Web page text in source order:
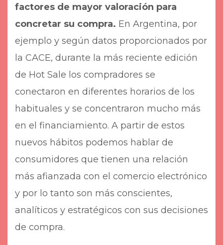
factores de mayor valoración para
concretar su compra. En Argentina, por
ejemplo y según datos proporcionados por
la CACE, durante la más reciente edición
de Hot Sale los compradores se
conectaron en diferentes horarios de los
habituales y se concentraron mucho más
en el financiamiento. A partir de estos
nuevos hábitos podemos hablar de
consumidores que tienen una relación
más afianzada con el comercio electrónico
y por lo tanto son más conscientes,
analíticos y estratégicos con sus decisiones
de compra.